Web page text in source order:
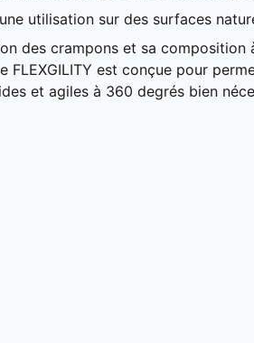
utilisation sur des surfaces
des crampons et sa composition
FLEXGILITY est conçue pour
et agiles à 360 degrés bien